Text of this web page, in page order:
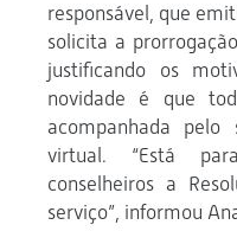
responsável, que
solicita a
justificando os
novidade é que
acompanhada
virtual. “Está
conselheiros a
serviço”, informou